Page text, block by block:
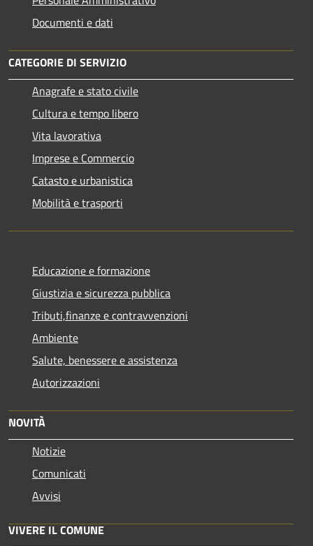
Documenti e dati
CATEGORIE DI SERVIZIO
Anagrafe e stato civile
Cultura e tempo libero
Vita lavorativa
Imprese e Commercio
Catasto e urbanistica
Mobilità e trasporti
Educazione e formazione
Giustizia e sicurezza pubblica
Tributi,finanze e contravvenzioni
Ambiente
Salute, benessere e assistenza
Autorizzazioni
NOVITÀ
Notizie
Comunicati
Avvisi
VIVERE IL COMUNE